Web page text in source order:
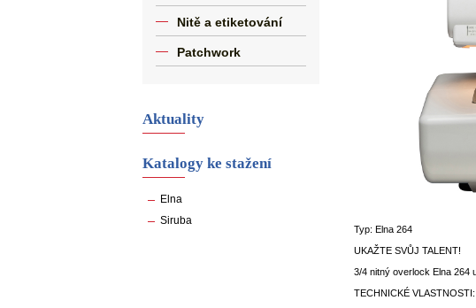
Nitě a etiketování
Patchwork
Aktuality
Katalogy ke stažení
Elna
Siruba
Typ: Elna 264
UKAŽTE SVŮJ TALENT!
3/4 nitný overlock Elna 264
TECHNICKÉ VLASTNOSTI: